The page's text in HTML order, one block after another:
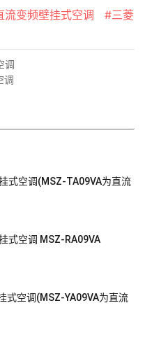
流变频壁挂式空调
#三菱
调
调
式空调(MSZ-TA09VA为直流
式空调 MSZ-RA09VA
式空调(MSZ-YA09VA为直流